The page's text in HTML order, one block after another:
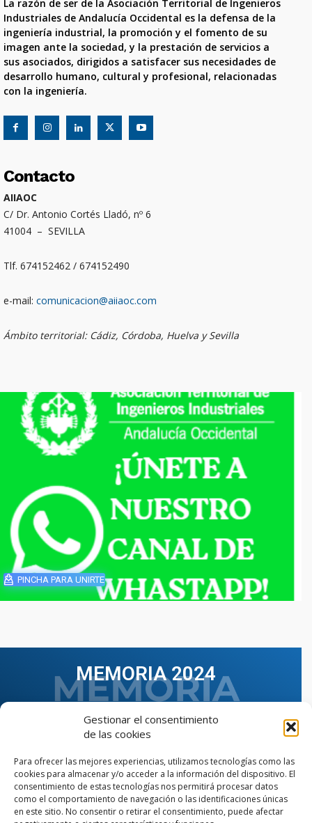
Gestionar el consentimiento
de las cookies
Para ofrecer las mejores experiencias, utilizamos tecnologías como las
cookies para almacenar y/o acceder a la información del dispositivo. El
consentimiento de estas tecnologías nos permitirá procesar datos
como el comportamiento de navegación o las identificaciones únicas
en este sitio. No consentir o retirar el consentimiento, puede afectar
La razón de ser de la Asociación Territorial de Ingenieros
Industriales de Andalucía Occidental es la defensa de la
ingeniería industrial, la promoción y el fomento de su
imagen ante la sociedad, y la prestación de servicios a
sus asociados, dirigidos a satisfacer sus necesidades de
desarrollo humano, cultural y profesional, relacionadas
con la ingeniería.
Contacto
AIIAOC
C/ Dr. Antonio Cortés Lladó, nº 6
41004 – SEVILLA
Tlf. 674152462 / 674152490
e-mail: comunicacion@aiiaoc.com
Ámbito territorial: Cádiz, Córdoba, Huelva y Sevilla
PINCHA PARA UNIRTE
MEMORIA 2024